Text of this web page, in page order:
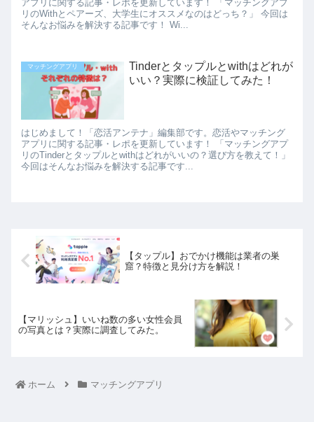
アプリに関する記事・レポを更新しています！ 「マッチングアプ
リのWithとペアーズ、大学生にオススメなのはどっち？」 今回は
そんなお悩みを解決する記事です！ Wi...
マッチングアプリ
Tinderとタップルとwithはどれが
いい？実際に検証してみた！
はじめまして！「恋活アンテナ」編集部です。恋活やマッチング
アプリに関する記事・レポを更新しています！ 「マッチングアプ
リのTinderとタップルとwithはどれがいいの？選び方を教えて！」
今回はそんなお悩みを解決する記事です...
【タップル】おでかけ機能は業者の巣
窟？特徴と見分け方を解説！
【マリッシュ】いいね数の多い女性会員
の写真とは？実際に調査してみた。
ホーム マッチングアプリ